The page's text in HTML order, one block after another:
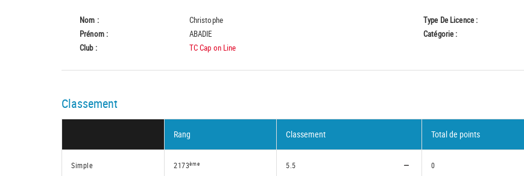
Nom :
Christophe
Prénom :
ABADIE
Club :
TC Cap on Line
Type De Licence :
Catégorie :
Classement
Rang Classement Total de points
Simple 2173ème 5.5 0